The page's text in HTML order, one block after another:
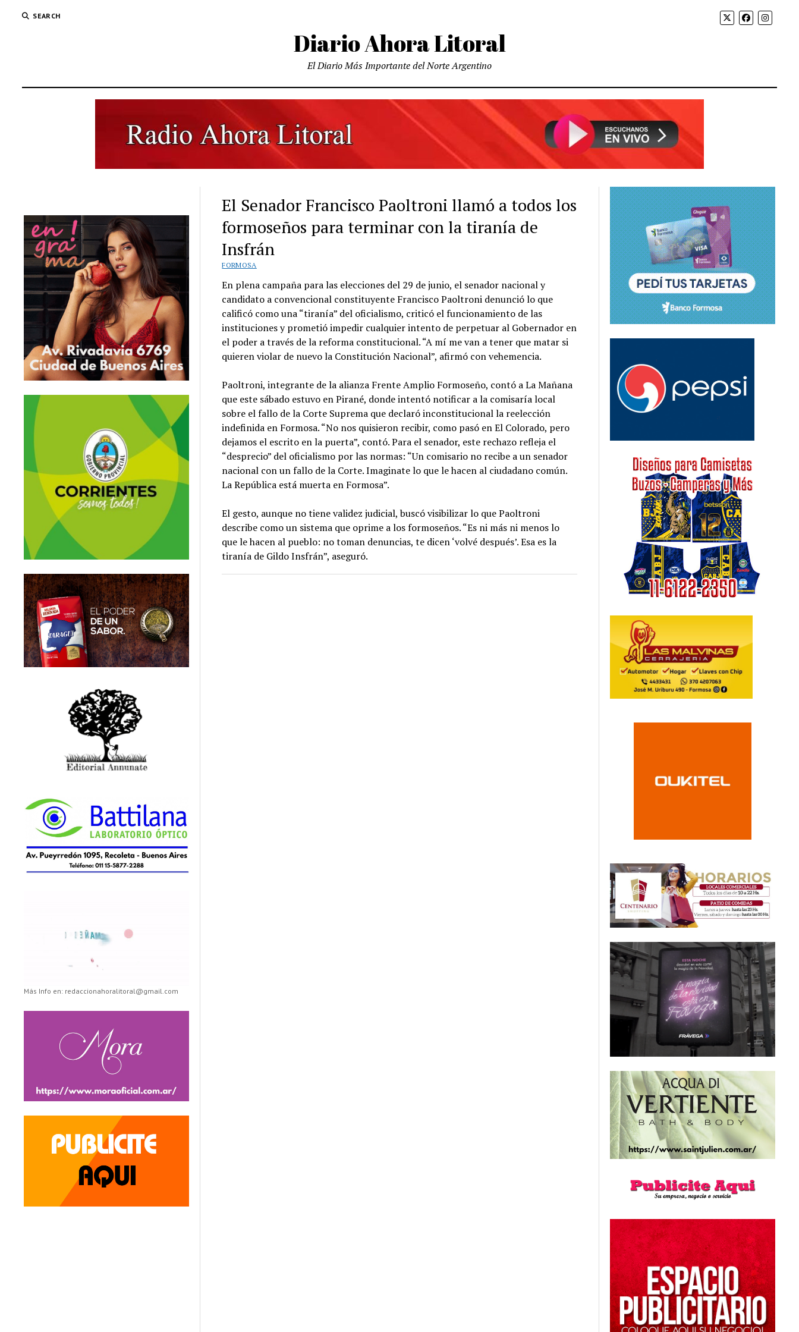
SEARCH
Diario Ahora Litoral
El Diario Más Importante del Norte Argentino
Más Info en: redaccionahoralitoral@gmail.com
El Senador Francisco Paoltroni llamó a todos los
formoseños para terminar con la tiranía de
Insfrán
FORMOSA
En plena campaña para las elecciones del 29 de junio, el senador nacional y
candidato a convencional constituyente Francisco Paoltroni denunció lo que
calificó como una “tiranía” del oficialismo, criticó el funcionamiento de las
instituciones y prometió impedir cualquier intento de perpetuar al Gobernador en
el poder a través de la reforma constitucional. “A mí me van a tener que matar si
quieren violar de nuevo la Constitución Nacional”, afirmó con vehemencia.
Paoltroni, integrante de la alianza Frente Amplio Formoseño, contó a La Mañana
que este sábado estuvo en Pirané, donde intentó notificar a la comisaría local
sobre el fallo de la Corte Suprema que declaró inconstitucional la reelección
indefinida en Formosa. “No nos quisieron recibir, como pasó en El Colorado, pero
dejamos el escrito en la puerta”, contó. Para el senador, este rechazo refleja el
“desprecio” del oficialismo por las normas: “Un comisario no recibe a un senador
nacional con un fallo de la Corte. Imaginate lo que le hacen al ciudadano común.
La República está muerta en Formosa”.
El gesto, aunque no tiene validez judicial, buscó visibilizar lo que Paoltroni
describe como un sistema que oprime a los formoseños. “Es ni más ni menos lo
que le hacen al pueblo: no toman denuncias, te dicen ‘volvé después’. Esa es la
tiranía de Gildo Insfrán”, aseguró.